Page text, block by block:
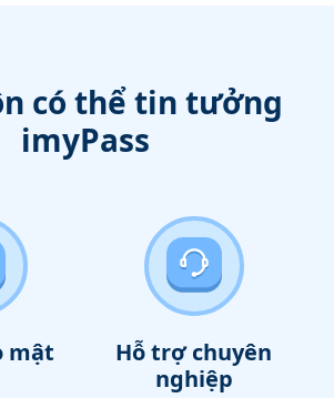
có thể tin tưởng
imyPass
mật
Hỗ trợ chuyên
nghiệp